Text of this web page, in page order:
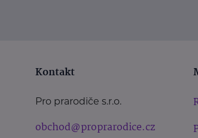
Kontakt
Pro prarodiče s.r.o.
obchod@proprarodice.cz